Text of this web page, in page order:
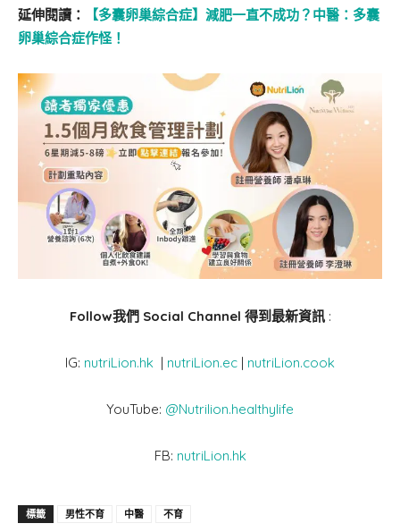
延伸閱讀：
【多囊卵巢綜合症】減肥一直不成功？中醫：多囊
卵巢綜合症作怪！
Follow我們 Social Channel 得到最新資訊:
IG: nutriLion.hk | nutriLion.ec | nutriLion.cook
YouTube: @Nutrilion.healthylife
FB: nutriLion.hk
標籤 男性不育 中醫 不育